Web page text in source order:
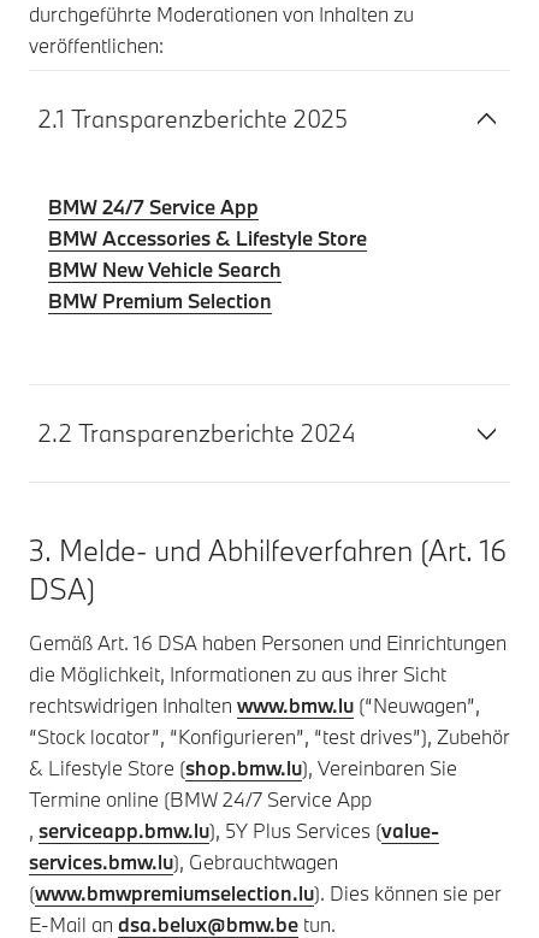
durchgeführte Moderationen von Inhalten zu
veröffentlichen:
2.1 Transparenzberichte 2025
BMW 24/7 Service App
BMW Accessories & Lifestyle Store
BMW New Vehicle Search
BMW Premium Selection
2.2 Transparenzberichte 2024
3. Melde- und Abhilfeverfahren (Art. 16
DSA)
Gemäß Art. 16 DSA haben Personen und Einrichtungen
die Möglichkeit, Informationen zu aus ihrer Sicht
rechtswidrigen Inhalten www.bmw.lu (“Neuwagen”,
“Stock locator”, “Konfigurieren”, “test drives”), Zubehör
& Lifestyle Store (shop.bmw.lu), Vereinbaren Sie
Termine online (BMW 24/7 Service App
, serviceapp.bmw.lu), 5Y Plus Services (value-
services.bmw.lu), Gebrauchtwagen
(www.bmwpremiumselection.lu). Dies können sie per
E-Mail an dsa.belux@bmw.be tun.